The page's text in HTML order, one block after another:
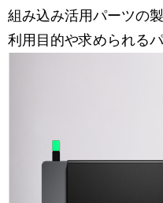
組み込み活用パーツの
利用目的や求められる